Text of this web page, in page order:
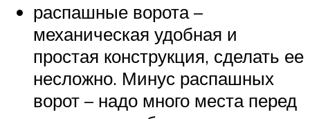
распашные ворота –
механическая удобная и
простая конструкция, сделать ее
несложно. Минус распашных
ворот – надо много места перед